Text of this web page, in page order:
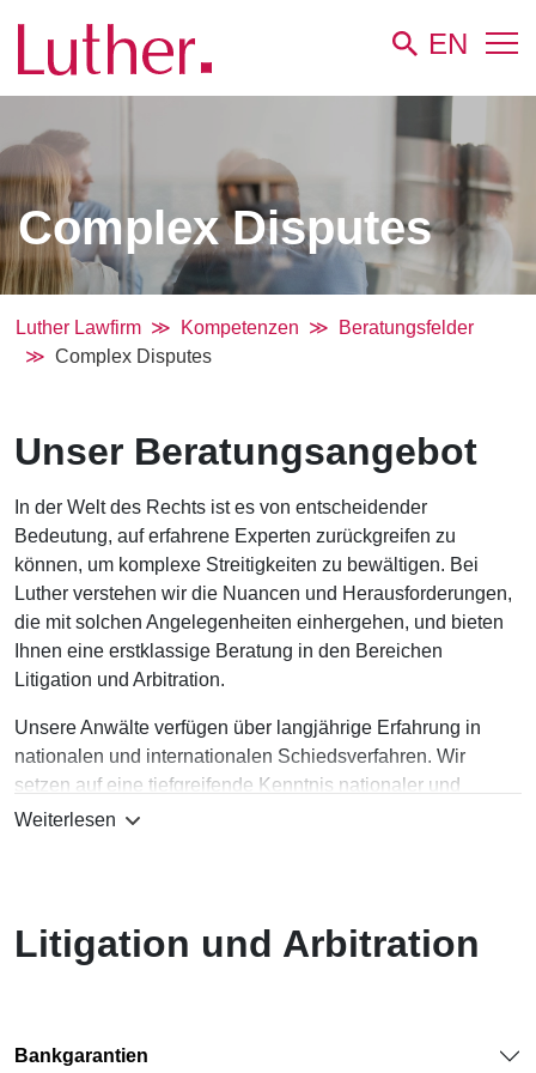
EN
Complex Disputes
Luther Lawfirm Kompetenzen
Beratungsfelder
Complex Disputes
Unser Beratungsangebot
In der Welt des Rechts ist es von entscheidender
Bedeutung, auf erfahrene Experten zurückgreifen zu
können, um komplexe Streitigkeiten zu bewältigen. Bei
Luther verstehen wir die Nuancen und Herausforderungen,
die mit solchen Angelegenheiten einhergehen, und bieten
Ihnen eine erstklassige Beratung in den Bereichen
Litigation und Arbitration.
Unsere Anwälte verfügen über langjährige Erfahrung in
nationalen und internationalen Schiedsverfahren. Wir
setzen auf eine tiefgreifende Kenntnis nationaler und
internationaler Schiedsordnungen (unter anderem DIS, ICC,
Fachvereinigungen aktiv und bestens vernetzt. Wir kennen
gute Schiedsrichter, und diese kennen uns.
mit Leidenschaft für ihre Interessen ein. Unsere Anwälte
Weiterlesen
Litigation und Arbitration
Bankgarantien